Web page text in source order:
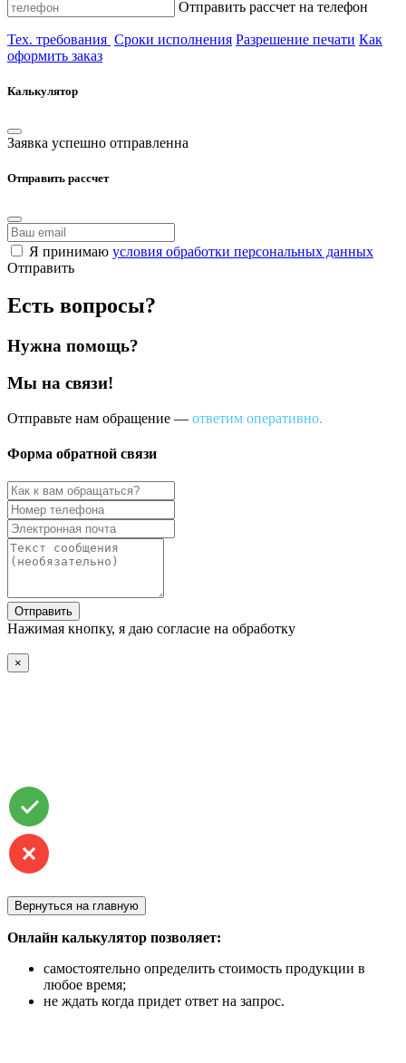
Отправить рассчет на телефон
Тех. требования Сроки исполнения Разрешение печати Как
оформить заказ
Калькулятор
Заявка успешно отправленна
Отправить рассчет
Я принимаю условия обработки персональных данных
Отправить
Есть вопросы?
Нужна помощь?
Мы на связи!
Отправьте нам обращение — ответим оперативно.
Форма обратной связи
Отправить
Нажимая кнопку, я даю согласие на обработку
×
Вернуться на главную
Онлайн калькулятор позволяет:
самостоятельно определить стоимость продукции в
любое время;
не ждать когда придет ответ на запрос.